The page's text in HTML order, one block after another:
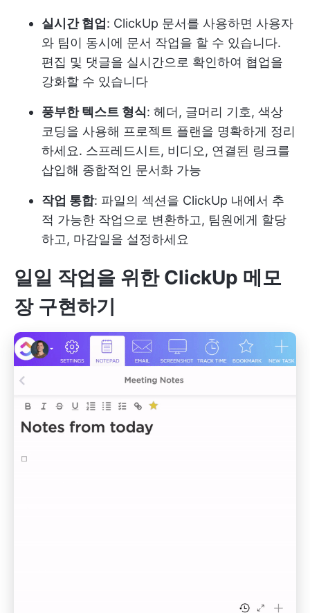
실시간 협업 : ClickUp 문서를 사용하면 사용자
와 팀이 동시에 문서 작업을 할 수 있습니다.
편집 및 댓글을 실시간으로 확인하여 협업을
강화할 수 있습니다
풍부한 텍스트 형식: 헤더, 글머리 기호, 색상
코딩을 사용해 프로젝트 플랜을 명확하게 정리
하세요. 스프레드시트, 비디오, 연결된 링크를
삽입해 종합적인 문서화 가능
작업 통합: 파일의 섹션을 ClickUp 내에서 추
적 가능한 작업으로 변환하고, 팀원에게 할당
하고, 마감일을 설정하세요
일일 작업을 위한 ClickUp 메모
장 구현하기